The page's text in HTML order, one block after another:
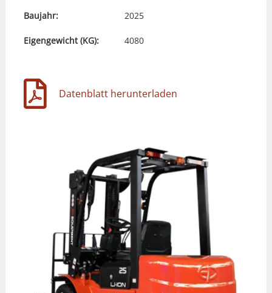
Baujahr: 2025
Eigengewicht (KG): 4080
Datenblatt herunterladen